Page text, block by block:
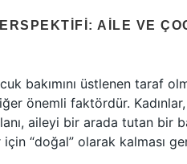
AILE VE
bakımını üstlenen taraf
önemli faktördür.
aileyi bir arada tutan bir
“doğal” olarak kalması